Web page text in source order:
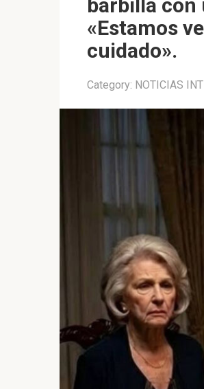
barbilla con
«Estamos
cuidado».
Category: NOTICIAS